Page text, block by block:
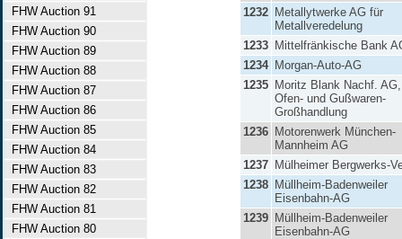
FHW Auction 91
FHW Auction 90
FHW Auction 89
FHW Auction 88
FHW Auction 87
FHW Auction 86
FHW Auction 85
FHW Auction 84
FHW Auction 83
FHW Auction 82
FHW Auction 81
FHW Auction 80
1232 Metallytwerke AG für
Metallveredelung
1233 Mittelfränkische Bank
1234 Morgan-Auto-AG
1235 Moritz Blank Nachf. AG,
Ofen- und Gußwaren-
Großhandlung
1236 Motorenwerk München-
Mannheim AG
1237 Mülheimer Bergwerks-
1238 Müllheim-Badenweiler
Eisenbahn-AG
1239 Müllheim-Badenweiler
Eisenbahn-AG